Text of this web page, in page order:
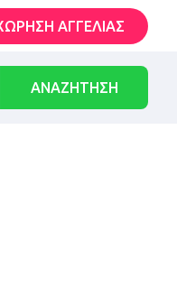
ΑΓΓΕΛΙΑΣ
ΑΝΑΖΗΤΗΣΗ